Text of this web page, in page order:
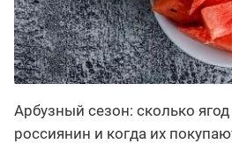
Арбузный сезон: сколько
россиянин и когда их